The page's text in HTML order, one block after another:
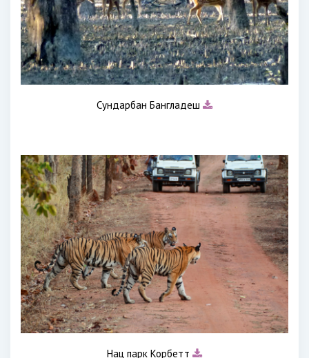
Сундарбан Бангладеш
Нац парк Корбетт